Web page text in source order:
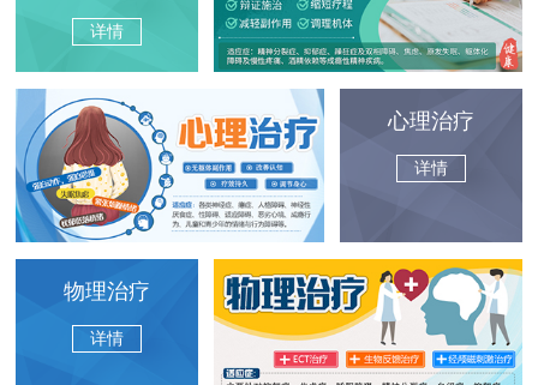
详情
心理治疗
详情
物理治疗
详情